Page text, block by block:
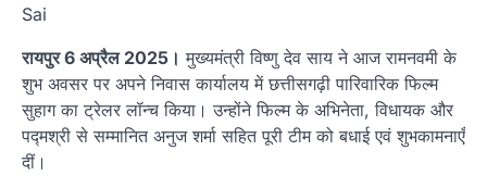
Sai
रायपुर 6 अप्रैल 2025। मुख्यमंत्री विष्णु देव साय ने आज रामनवमी के
शुभ अवसर पर अपने निवास कार्यालय में छत्तीसगढ़ी पारिवारिक फिल्म
सुहाग का ट्रेलर लॉन्च किया। उन्होंने फिल्म के अभिनेता, विधायक और
पद्मश्री से सम्मानित अनुज शर्मा सहित पूरी टीम को बधाई एवं शुभकामनाएँ
दीं।